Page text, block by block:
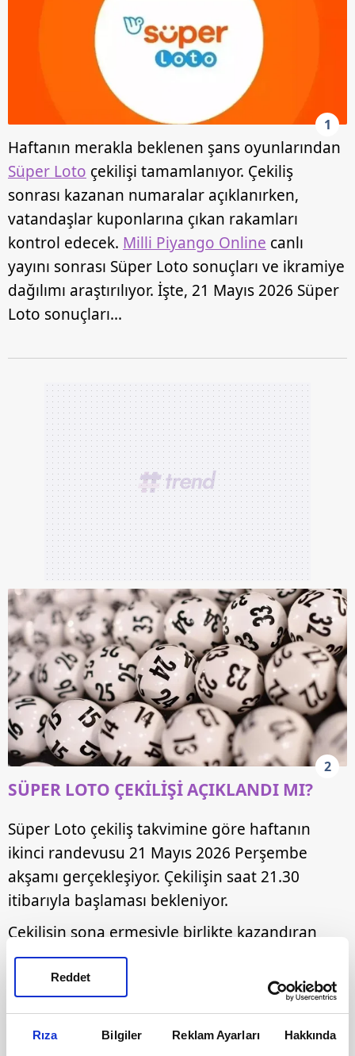
Rıza Bilgiler Reklam Ayarları Hakkında
Reddet
1
Haftanın merakla beklenen şans oyunlarından
Süper Loto çekilişi tamamlanıyor. Çekiliş
sonrası kazanan numaralar açıklanırken,
vatandaşlar kuponlarına çıkan rakamları
kontrol edecek. Milli Piyango Online canlı
yayını sonrası Süper Loto sonuçları ve ikramiye
dağılımı araştırılıyor. İşte, 21 Mayıs 2026 Süper
Loto sonuçları...
2
SÜPER LOTO ÇEKİLİŞİ AÇIKLANDI MI?
Süper Loto çekiliş takvimine göre haftanın
ikinci randevusu 21 Mayıs 2026 Perşembe
akşamı gerçekleşiyor. Çekilişin saat 21.30
itibarıyla başlaması bekleniyor.
Çekilişin sona ermesiyle birlikte kazandıran
numaralar saniyeler içerisinde dijital
sistemlere işlenecek.